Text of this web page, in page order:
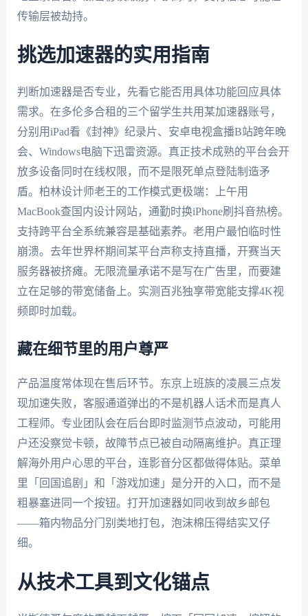
传输层被劫持。
挑选加速器的实用指南
判断加速器是否专业，先看它能否用具体功能回应具体
需求。在多伦多合租的三个留学生共用某加速器账号，
分别用iPad看《封神》纪录片、安卓电视盒播B站跨年晚
会、Windows电脑下迅雷资源。真正技术成熟的平台会开
放多设备同时在线权限，而不是限死单点登陆制造矛
盾。柏林设计师老王的工作模式更极端：上午用
MacBook查国内设计网站，通勤时换iPhone刷抖音热榜。
支持跨平台全系统兼容是基础素养。老用户最怕临时性
崩溃。去年世界杯期间某平台声称支持直播，开赛当天
服务器被挤瘫。无限流量承诺不是写在广告里，而要建
立在足够的带宽储备上。实测百兆独享带宽能支撑4K视
频即时加载。
藏在细节里的用户尊严
产品温度常体现在售后环节。东京上班族的凌晨三点发
现加速失败，客服通道弹出的不是机器人话术而是真人
工程师。专业团队会在后台即时监测节点波动，可能用
户还没察觉卡顿，故障节点已被自动隔离维护。真正理
解海外用户心思的平台，连影音分区都做得体贴。菜单
里「回国追剧」和「游戏加速」是分开的入口，而不是
粗暴塞进同一个按钮。打开加速器如同收到故乡邮包
——箱内物品分门别类地打包，泡沫棉压得结实又仔
细。
从技术工具到文化锚点